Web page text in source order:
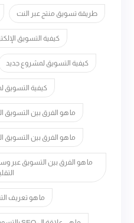
طريقة تسويق منتج عبر النت
كيفية التسويق
كيفية التسويق لمشروع جديد
كيفية التسويق
ما هو الفرق بين التسويق
ما هو الفرق بين التسويق
ما هو الفرق بين التسويق عبر
ما هو تعريف